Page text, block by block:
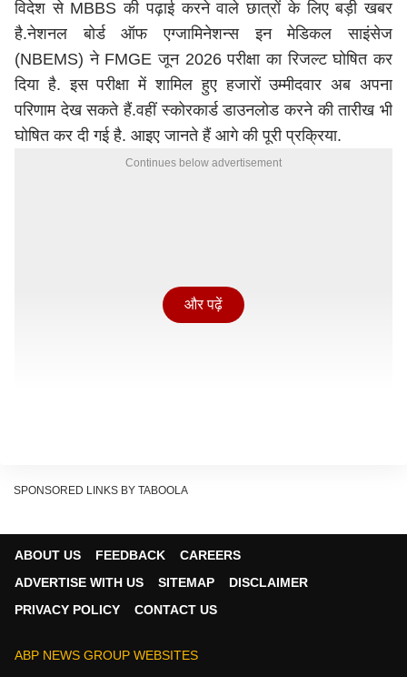
विदेश से MBBS की पढ़ाई करने वाले छात्रों के लिए बड़ी खबर
है.नेशनल बोर्ड ऑफ एग्जामिनेशन्स इन मेडिकल साइंसेज
(NBEMS) ने FMGE जून 2026 परीक्षा का रिजल्ट घोषित कर
दिया है. इस परीक्षा में शामिल हुए हजारों उम्मीदवार अब अपना
परिणाम देख सकते हैं.वहीं स्कोरकार्ड डाउनलोड करने की तारीख भी
घोषित कर दी गई है. आइए जानते हैं आगे की पूरी प्रक्रिया.
Continues below advertisement
डॉक्टर के रूप में प्रैक्टिस करने के लिए जरूरी योग्यता हासिल
और पढ़ें
SPONSORED LINKS BY TABOOLA
ABOUT US FEEDBACK
CAREERS
ADVERTISE WITH US
SITEMAP
DISCLAIMER
PRIVACY POLICY
CONTACT US
ABP NEWS GROUP WEBSITES